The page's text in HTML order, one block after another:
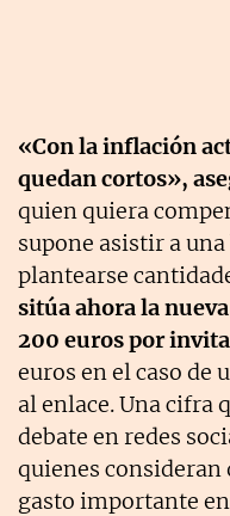
«Con la inflación
quedan cortos»,
quien quiera
supone asistir a
plantearse
sitúa ahora la
200 euros por
euros en el caso de
al enlace. Una cifra
debate en redes
quienes consideran
gasto importante